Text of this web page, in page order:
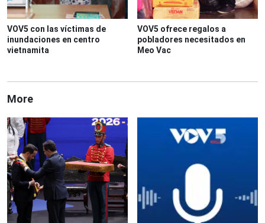
VOV5 con las víctimas de
inundaciones en centro
vietnamita
VOV5 ofrece regalos a
pobladores necesitados en
Meo Vac
More